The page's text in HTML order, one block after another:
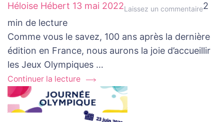
Héloise Hébert 13 mai 2022Laissez un commentaireau
de
Appel
2
min de lecture
Comme vous le savez, 100 ans après la dernière
édition en France, nous aurons la joie d’accueillir
les Jeux Olympiques …
Continuer la lecture